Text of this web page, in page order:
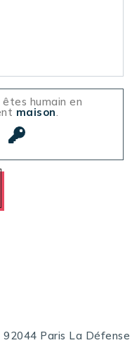
humain en
maison.
Paris La Défense